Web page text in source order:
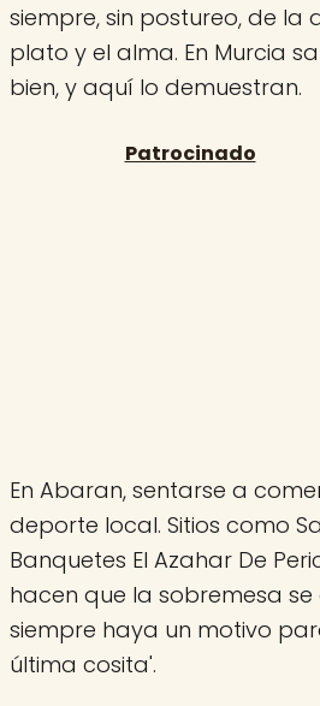
siempre, sin postureo, de la
plato y el alma. En Murcia
bien, y aquí lo demuestran.
En Abaran, sentarse a
deporte local. Sitios como
Banquetes El Azahar De
hacen que la sobremesa
siempre haya un motivo
última cosita'.